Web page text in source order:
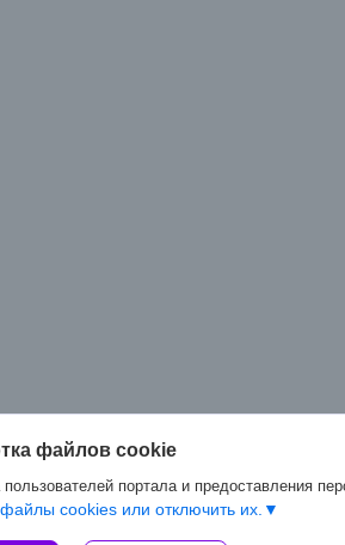
файлов cookie
портала и предоставления
cookies или отключить их.